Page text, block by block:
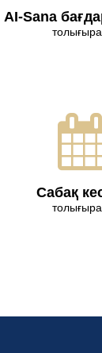
AI-Sana
Сабақ